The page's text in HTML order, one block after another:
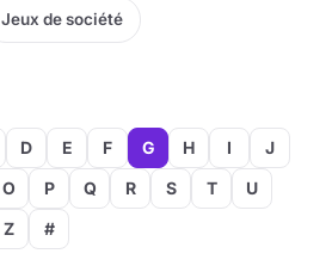
Jeux de société
D E F G H I
J
O P Q R S T
U
Z #